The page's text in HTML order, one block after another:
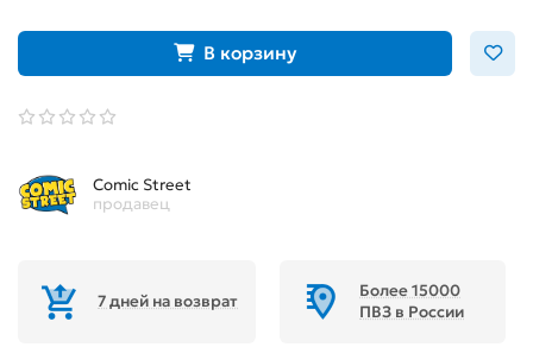
В корзину
Comic Street
продавец
7 дней на возврат
Более 15000
ПВЗ в России